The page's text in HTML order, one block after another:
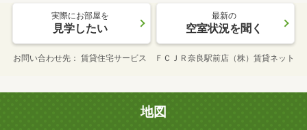
実際にお部屋を
見学したい
最新の
空室状況を聞く
お問い合わせ先 賃貸住宅サービス ＦＣＪＲ奈良駅前店（株）賃貸ネット
地図